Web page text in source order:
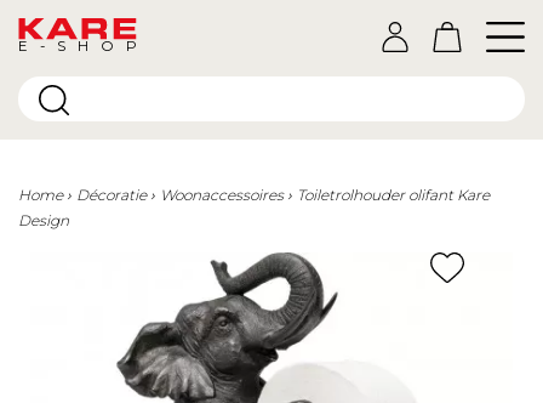
E-SHOP
Home Décoratie Woonaccessoires
Toiletrolhouder olifant Kare
Design